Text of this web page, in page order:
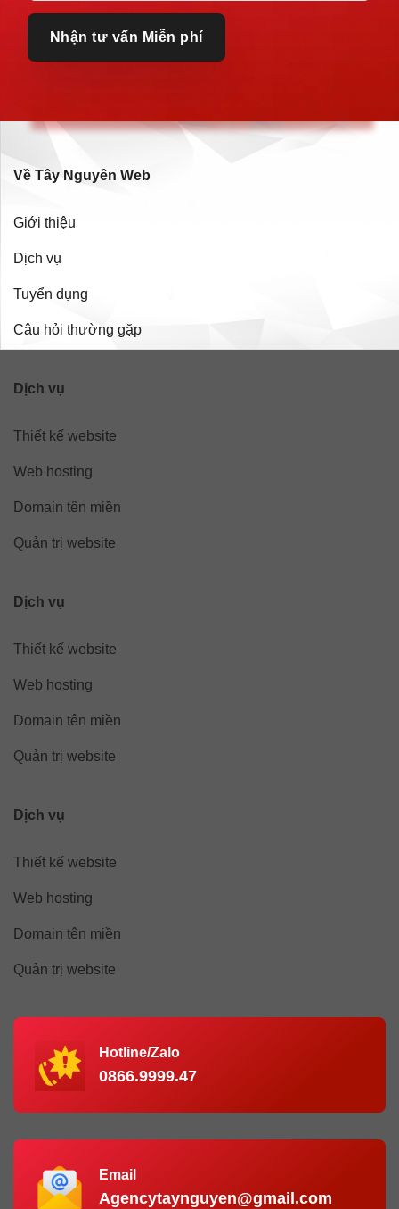
Về Tây Nguyên Web
Giới thiệu
Dịch vụ
Tuyển dụng
Câu hỏi thường gặp
Dịch vụ
Thiết kế website
Web hosting
Domain tên miền
Quản trị website
Dịch vụ
Thiết kế website
Web hosting
Domain tên miền
Quản trị website
Dịch vụ
Thiết kế website
Web hosting
Domain tên miền
Quản trị website
Hotline/Zalo
0866.9999.47
Email
Agencytaynguyen@gmail.com